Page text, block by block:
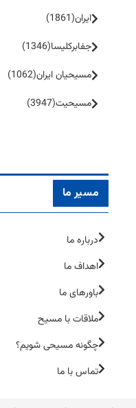
ایران(1861)
جفا‌بر‌کلیسا(1346)
مسیحیان ایران(1062)
مسیحیت(3947)
مسیر ما
درباره ما
اهداف ما
باورهای ما
ملاقات با مسیح
چگونه مسیحی شویم؟
تماس با ما